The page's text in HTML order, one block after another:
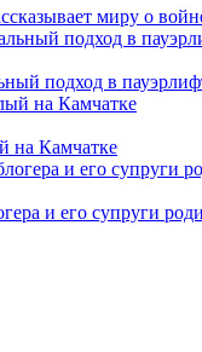
миру о
подход в
на Камчатке
и его супруги